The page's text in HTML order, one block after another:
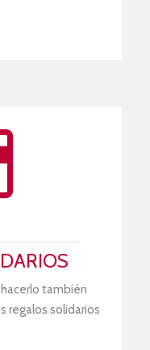
también
regalos solidarios